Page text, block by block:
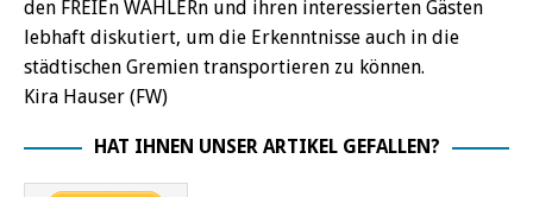
den FREIEn WÄHLERn und ihren interessierten Gästen
lebhaft diskutiert, um die Erkenntnisse auch in die
städtischen Gremien transportieren zu können.
Kira Hauser (FW)
HAT IHNEN UNSER ARTIKEL GEFALLEN?